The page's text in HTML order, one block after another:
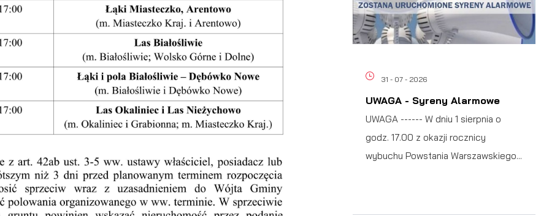
31 - 07 - 2026
UWAGA - Syreny Alarmowe
UWAGA ------ W dniu 1 sierpnia o
godz. 17.00 z okazji rocznicy
wybuchu Powstania Warszawskiego...
Ustawienia
Szanujemy Twoją prywatność. Możesz zmienić ustawienia cookies lub zaakceptować
je wszystkie. W dowolnym momencie możesz dokonać zmiany swoich ustawień.